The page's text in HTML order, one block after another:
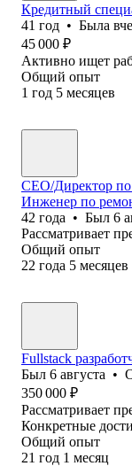
Кредитный
41 год • Была
45 000 ₽
Активно ищет
Общий опыт
1 год 5 месяцев
СЕО/Директор по
Инженер по
42 года • Был 6
Рассматривает
Общий опыт
22 года 5 месяцев
Fullstack
Был 6 августа •
350 000 ₽
Рассматривает
Конкретные
Общий опыт
21 год 1 месяц